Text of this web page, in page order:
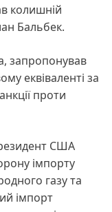
колишній
Бальбек.
запропонував
еквіваленті за
проти
США
імпорту
газу та
імпорт